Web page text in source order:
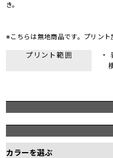
き。
※こちらは無地商品です。プリント
プリント範囲
・
カラーを選ぶ